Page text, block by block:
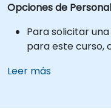
Opciones de
Para solicitar
para este curso,
Leer más